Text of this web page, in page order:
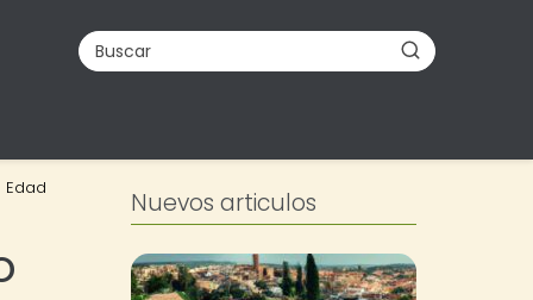
Nuevos articulos